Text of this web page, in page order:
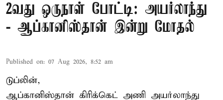
2வது ஒருநாள் போட்டி: அயர்லாந்து
- ஆப்கானிஸ்தான் இன்று மோதல்
Published on: 07 Aug 2026, 8:52 am
டுப்லின்,
ஆப்கானிஸ்தான் கிரிக்கெட் அணி அயர்லாந்து